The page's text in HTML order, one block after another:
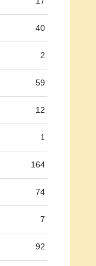
40
2
59
12
1
164
74
7
92